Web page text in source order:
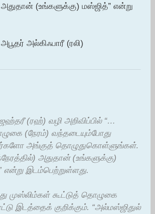
(உங்களுக்கு) மஸ்ஜித்” என்று
அல்கிஃபாரீ (ரலி)
(ரஹ்) வழி அறிவிப்பில் “…
(நேரம்) வந்தடையும்போது
அங்குத் தொழுதுகொள்ளுங்கள்.
அதுதான் (உங்களுக்கு)
என்று இடம்பெற்றுள்ளது.
முஸ்லிம்கள் கூட்டுத் தொழுகை
இடத்தைக் குறிக்கும். “அல்மஸ்ஜிதுல்